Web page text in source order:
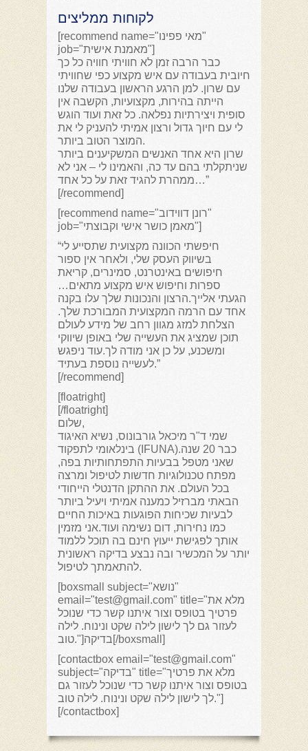
לקוחות ממליצים
[recommend name="מאי פפינו"
job="מאמנת אישית"]
כבר הרבה זמן לא חוויתי חוויה כל כך
חיובית בעבודה עם איש מקצוע כפי שחוויתי
עם שרון. למן הרגע הראשון בעבודה שלנו
הייתה בהירות, מקצועיות, הקשבה אין
סופית ויצירתיות נפלאה. כל זאת ועוד הוגש
לי עם חיוך גדול ורצון אמיתי להעניק לי את
המוצר הטוב ביותר.
שרון היא אחד האנשים המשקיענים ביותר
שניתקלתי בהם עד כה, והאמינו לי – אני לא
ממהרת להגיד זאת על כל אחד…”
[/recommend]
[recommend name="רונן דווידוב"
job="מאמן כושר אישי וקבוצתי"]
“חיפשתי הכוונה מקצועית שתסייע לי
בשיווק העסק שלי, ולאחר אין ספור
חיפושים באינטרנט, סמינרים, קריאת
ספרות וחיפוש איש מקצוע מתאים…
הגעתי אלייך.הרצון והנכונות שלך עלו בקנה
אחד עם הרמה המקצועית המבורכת שלך.
הצלחת למזג מגוון רחב של מידע לעולם
תוכן שמציג את העשייה שלי באופן שיווקי
ומשכנע, על כן אני מודה לך.עוד ניפגש
לעשייה נוספת בעתיד.”
[/recommend]
[floatright]
[/floatright]
שלום,
שמי ד"ר מיכאל גורבונוס, נשיא האיגוד
בינלאומי לתפקוד (IFUNA).כבר 20 שנה
שאני מטפל בבעיות התפתחותיות בפה,
מפתח טכנולוגיות חדשות לטיפול ומרצה
בכל העולם. את ההתקן הדנטלי הייחודי
הבאתי מברזיל כמענה אמיתי ויעיל ביותר
לבעיות שכיחות הפוגעות באיכות החיים
כמו נחירות, דום נשימה ועוד.אני מזמין
אותך לפגישת ייעוץ חינם בה תוכל ללמוד
יותר על המכשיר ובה נבצע בדיקה ראשונית
להתאמתך לטיפול.
[boxsmall subject="נושא"
email="test@gmail.com" title="מלא את
פרטיך בטופס וצור איתנו קשר כדי שנוכל
לעזור גם לך לישון לילה שקט ונינוח. לילה
טוב."]בדיקה[/boxsmall]
[contactbox email="test@gmail.com"
subject="בדיקה" title="מלא את פרטיך
בטופס וצור איתנו קשר כדי שנוכל לעזור גם
לך לישון לילה שקט ונינוח. לילה טוב."]
[/contactbox]